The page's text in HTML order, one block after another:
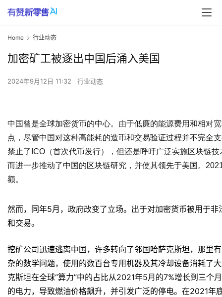
Home 行业动态
加密矿工被逐出中国后涌入美国
2024年9月12日 11:32 行业动态
中国曾是全球加密货币的中心。由于低廉的能源费用和相对
点，尽管中国对这种高能耗的造币和交易验证过程并不完全
禁止了ICO（首次代币发行），但还是呼吁广泛实施区块链
而进一步推动了中国的区块链研究，并使其领先于美国。
额。
然而，同年5月，政府改变了立场。出于对加密货币被用于
和交易。
挖矿公司迅速逃离中国，许多转向了邻国哈萨克斯坦，那里
杂的数学问题，使用的数百台专用机器及其冷却设备消耗了
克斯坦在全球“算力”中的占比从2021年5月的7%增长到三个
的电力，导致燃油价格飙升，并引发广泛的停电。在2021年